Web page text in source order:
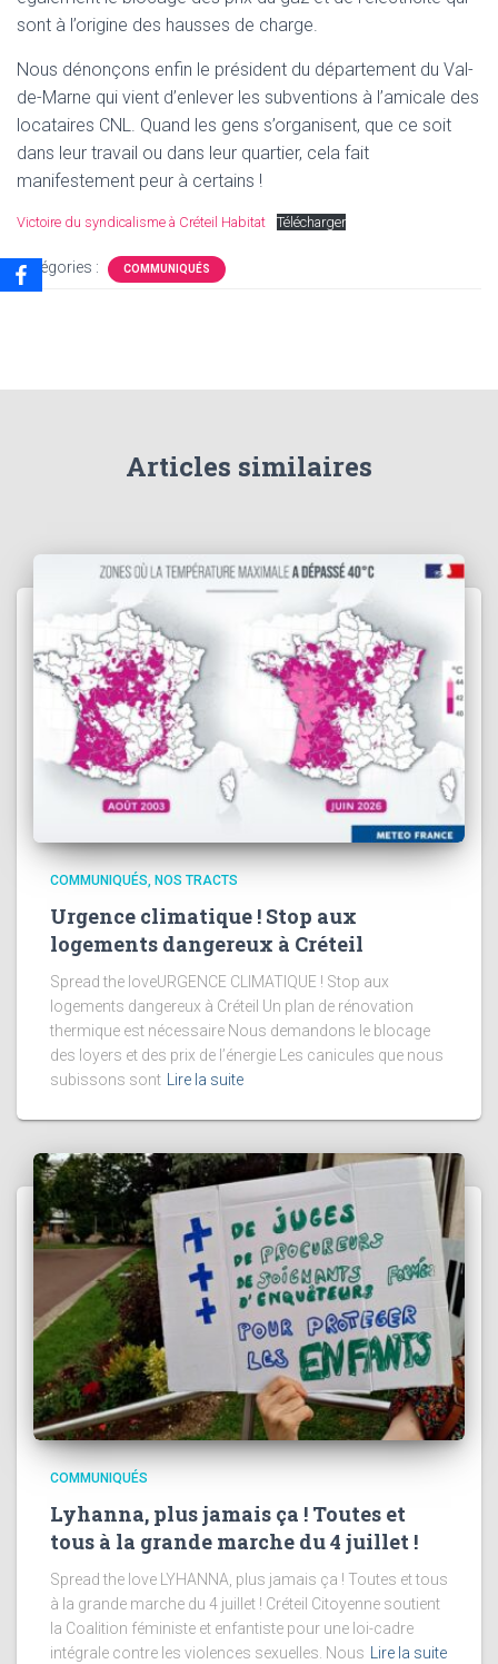
sont à l’origine des hausses de charge.
Nous dénonçons enfin le président du département du Val-
de-Marne qui vient d’enlever les subventions à l’amicale des
locataires CNL. Quand les gens s’organisent, que ce soit
dans leur travail ou dans leur quartier, cela fait
manifestement peur à certains !
Victoire du syndicalisme à Créteil Habitat Télécharger
Catégories : COMMUNIQUÉS
Articles similaires
COMMUNIQUÉS NOS TRACTS
Urgence climatique ! Stop aux
logements dangereux à Créteil
Spread the loveURGENCE CLIMATIQUE ! Stop aux
logements dangereux à Créteil Un plan de rénovation
thermique est nécessaire Nous demandons le blocage
des loyers et des prix de l’énergie Les canicules que nous
subissons sont
Lire la suite
COMMUNIQUÉS
Lyhanna, plus jamais ça ! Toutes et
tous à la grande marche du 4 juillet !
Spread the love LYHANNA, plus jamais ça ! Toutes et tous
à la grande marche du 4 juillet ! Créteil Citoyenne soutient
la Coalition féministe et enfantiste pour une loi-cadre
intégrale contre les violences sexuelles. Nous Lire la suite